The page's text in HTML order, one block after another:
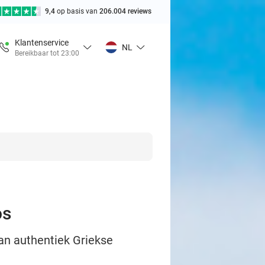
9,4 op basis van 206.004 reviews
Klantenservice
Bereikbaar tot 23:00
NL
authentiek Griekse